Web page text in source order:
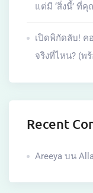
แต่มี ‘สิ่งนี้’ ที่
เปิดพิกัดลับ! ค
จริงที่ไหน? (พ
Recent
Areeya บน